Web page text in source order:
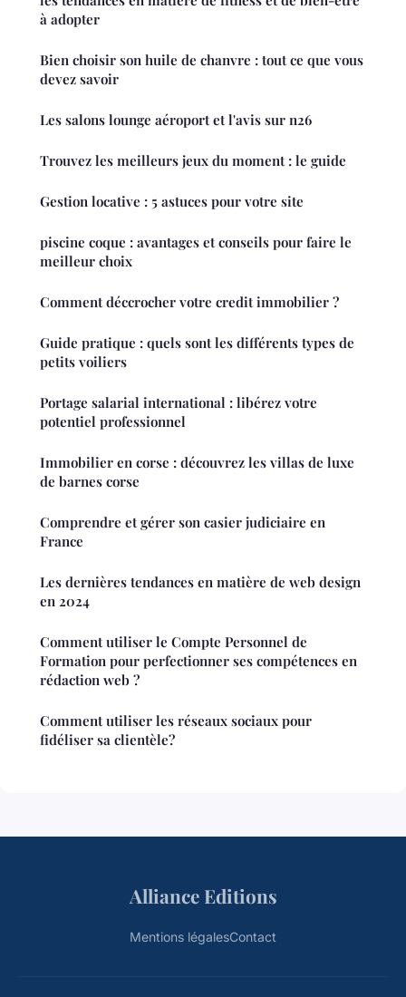
à adopter
Bien choisir son huile de chanvre : tout ce que vous
devez savoir
Les salons lounge aéroport et l'avis sur n26
Trouvez les meilleurs jeux du moment : le guide
Gestion locative : 5 astuces pour votre site
piscine coque : avantages et conseils pour faire le
meilleur choix
Comment déccrocher votre credit immobilier ?
Guide pratique : quels sont les différents types de
petits voiliers
Portage salarial international : libérez votre
potentiel professionnel
Immobilier en corse : découvrez les villas de luxe
de barnes corse
Comprendre et gérer son casier judiciaire en
France
Les dernières tendances en matière de web design
en 2024
Comment utiliser le Compte Personnel de
Formation pour perfectionner ses compétences en
rédaction web ?
Comment utiliser les réseaux sociaux pour
fidéliser sa clientèle?
Alliance Editions
Mentions légalesContact